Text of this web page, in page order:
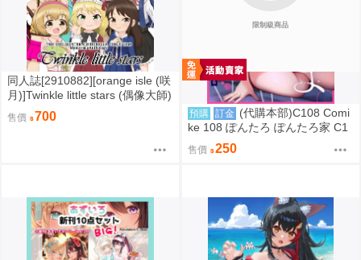
同人誌[2910882][orange isle (咲
月)]Twinkle little stars (偶像大師)
售價 700
限制級商品
預購 訂金 (代購本部)C108 Comi
ke 108 ぽんたろ ぽんたろ家 C1
08數量限定新刊「あねぬま。～
清楚なお義姉さんは僕を優しく
售價 250